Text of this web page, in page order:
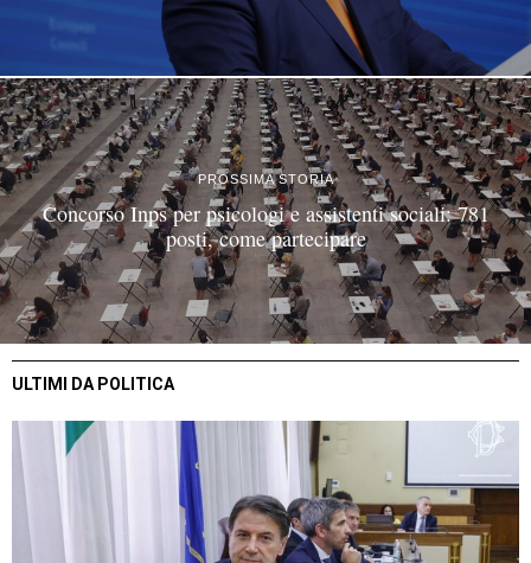
PROSSIMA STORIA
Concorso Inps per psicologi e assistenti sociali: 781
posti, come partecipare
ULTIMI DA POLITICA